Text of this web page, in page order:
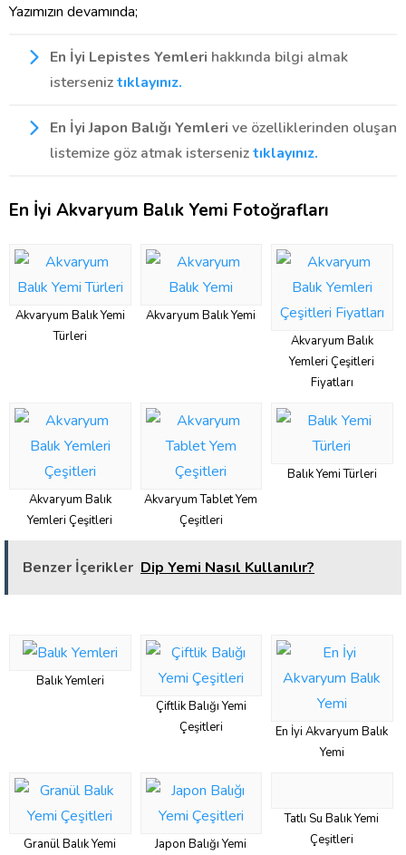
Yazımızın devamında;
En İyi Lepistes Yemleri hakkında bilgi almak
isterseniztıklayınız.
En İyi Japon Balığı Yemleri ve özelliklerinden oluşan
listemize göz atmak isterseniztıklayınız.
En İyi Akvaryum Balık Yemi Fotoğrafları
Akvaryum Balık Yemi
Türleri
Akvaryum Balık Yemi
Akvaryum Balık
Yemleri Çeşitleri
Fiyatları
Akvaryum Balık
Yemleri Çeşitleri
Akvaryum Tablet Yem
Çeşitleri
Balık Yemi Türleri
Benzer İçerikler Dip Yemi Nasıl Kullanılır?
Balık Yemleri
Çiftlik Balığı Yemi
Çeşitleri
En İyi Akvaryum Balık
Yemi
Granül Balık Yemi Japon Balığı Yemi
Tatlı Su Balık Yemi
Çeşitleri